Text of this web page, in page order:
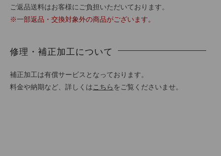
ご返品送料はお客様にご負担いただいております。
※一部返品・交換対象外の商品がございます。
修理・補正加工について
補正加工は有償サービスとなっております。
料金や納期など、詳しくは こちら をご覧くださいませ。